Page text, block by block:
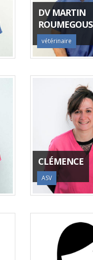
DV MARTIN
ROUMEGOUS
vétérinaire
CLÉMENCE
ASV